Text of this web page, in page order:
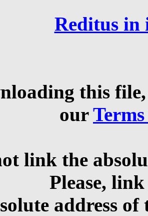
Reditus in
this
our
link the
Please,
address